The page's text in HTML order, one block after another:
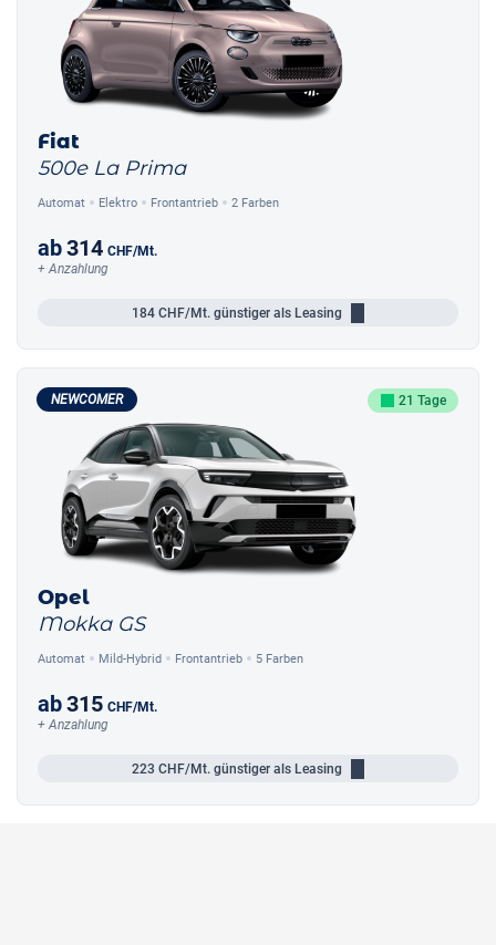
Fiat
500e La Prima
Automat Elektro Frontantrieb 2 Farben
ab314 CHF/Mt.
+ Anzahlung
184 CHF/Mt. günstiger als Leasing
NEWCOMER 21 Tage
Opel
Mokka GS
Automat Mild-Hybrid Frontantrieb 5 Farben
ab315 CHF/Mt.
+ Anzahlung
223 CHF/Mt. günstiger als Leasing